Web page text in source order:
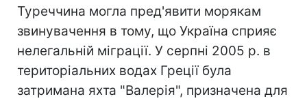
Туреччина могла пред'явити морякам
звинувачення в тому, що Україна сприяє
нелегальній міграції. У серпні 2005 р. в
територіальних водах Греції була
затримана яхта "Валерія", призначена для